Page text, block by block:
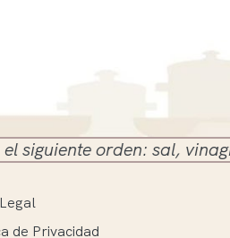
orden: sal, vinagre y aceite
de Privacidad